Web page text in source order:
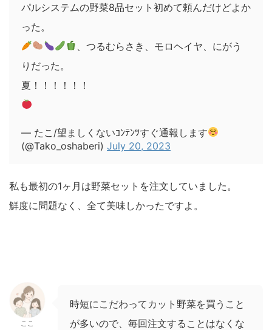
パルシステムの野菜8品セット初めて頼んだけどよか
った。
、つるむらさき、モロヘイヤ、にがう
りだった。
夏！！！！！！
— たこ/望ましくないｺﾝﾃﾝﾂすぐ通報します
(@Tako_oshaberi) July 20, 2023
私も最初の1ヶ月は野菜セットを注文していました。
鮮度に問題なく、全て美味しかったですよ。
ここ
時短にこだわってカット野菜を買うこと
が多いので、毎回注文することはなくな